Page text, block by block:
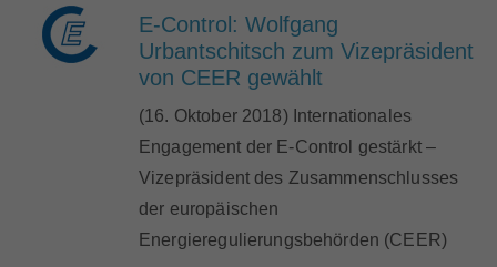
E-Control: Wolfgang
Urbantschitsch zum Vizepräsident
von CEER gewählt
(16. Oktober 2018) Internationales
Engagement der E-Control gestärkt –
Vizepräsident des Zusammenschlusses
der europäischen
Energieregulierungsbehörden (CEER)